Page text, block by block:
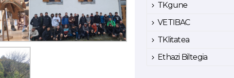
TKgune
VETIBAC
TKlitatea
Ethazi Biltegia